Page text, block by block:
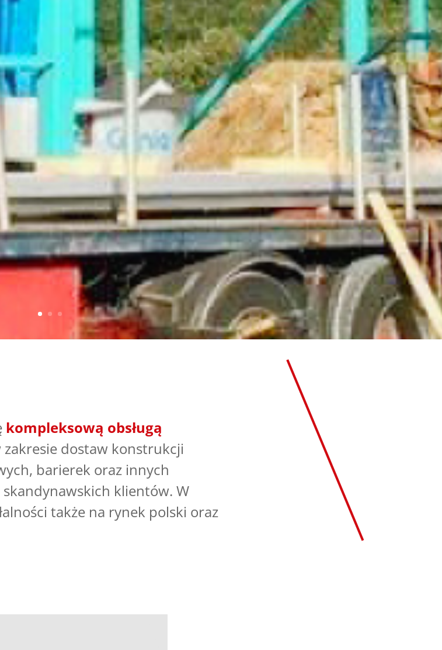
kompleksową obsługą
zakresie dostaw konstrukcji
barierek oraz innych
klientów. W
także na rynek polski oraz